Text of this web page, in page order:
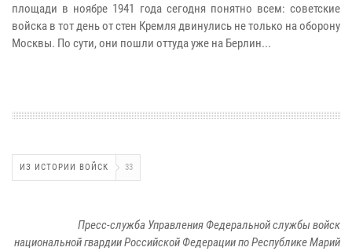
площади в ноябре 1941 года сегодня понятно всем: советские
войска в тот день от стен Кремля двинулись не только на оборону
Москвы. По сути, они пошли оттуда уже на Берлин...
ИЗ ИСТОРИИ ВОЙСК 33
Пресс-служба Управления Федеральной службы войск
национальной гвардии Российской Федерации по Республике Марий